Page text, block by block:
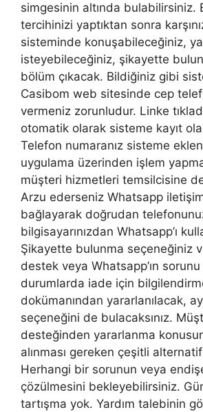
simgesinin altında bulabilirsiniz.
tercihinizi yaptıktan sonra
sisteminde konuşabileceğiniz,
isteyebileceğiniz, şikayette
bölüm çıkacak. Bildiğiniz gibi
Casibom web sitesinde cep
vermeniz zorunludur. Linke
otomatik olarak sisteme kayıt
Telefon numaranız sisteme
uygulama üzerinden işlem
müşteri hizmetleri temsilcisine
Arzu ederseniz Whatsapp
bağlayarak doğrudan
bilgisayarınızdan Whatsapp’ı
Şikayette bulunma seçeneğiniz
destek veya Whatsapp’ın
durumlarda iade için
dokümanından yararlanılacak,
seçeneğini de bulacaksınız.
desteğinden yararlanma
alınması gereken çeşitli
Herhangi bir sorunun veya
çözülmesini bekleyebilirsiniz.
tartışma yok. Yardım talebinin